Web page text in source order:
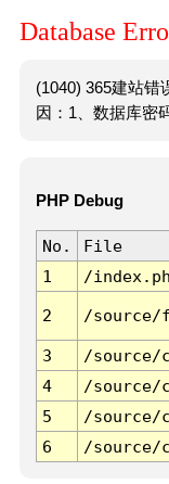
Database
(1040) 365建站错
因：1、数据库密
PHP Debug
No. File
1
/
2 /source/
3 /source/
4
/source/
5
/source/
6
/source/